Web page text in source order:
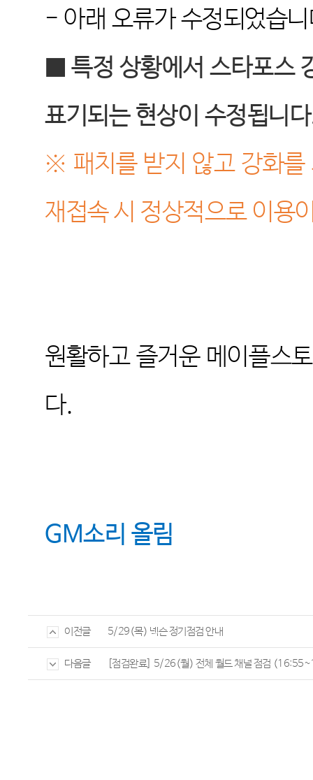
- 아래 오류가 수정되었습
■ 특정 상황에서 스타포스
표기되는 현상이 수정됩니
※ 패치를 받지 않고 강화를
재접속 시 정상적으로 이용
원활하고 즐거운 메이플스
다.
GM소리 올림
이전글 5/29(목) 넥슨 정기점검 안내
다음글 [점검완료] 5/26(월) 전체 월드 채널 점검